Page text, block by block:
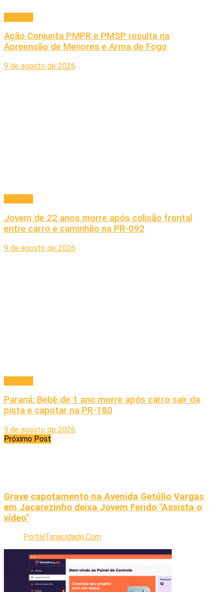
Ação Conjunta PMPR e PMSP resulta na
Apreensão de Menores e Arma de Fogo
9 de agosto de 2026
Jovem de 22 anos morre após colisão frontal
entre carro e caminhão na PR-092
9 de agosto de 2026
Paraná: Bebê de 1 ano morre após carro sair da
pista e capotar na PR-180
9 de agosto de 2026
Próximo Post
Grave capotamento na Avenida Getúlio Vargas
em Jacarezinho deixa Jovem Ferido "Assista o
vídeo"
PortalTanacidade.Com